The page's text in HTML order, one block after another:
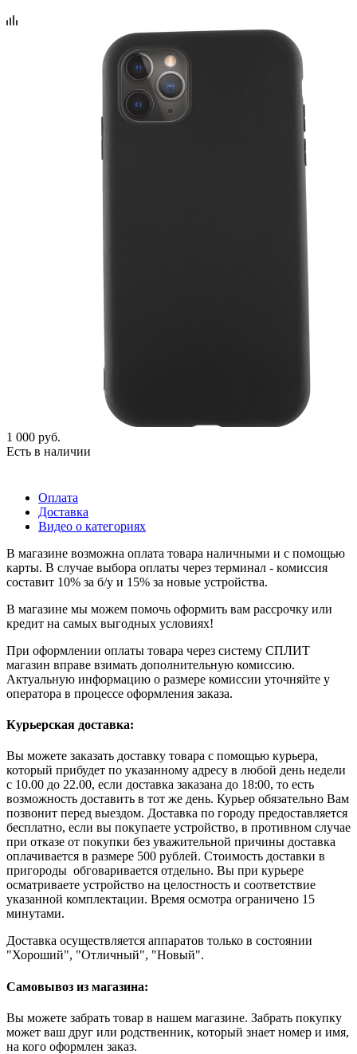
1 000 руб.
Есть в наличии
Оплата
Доставка
Видео о категориях
В магазине возможна оплата товара наличными и с помощью
карты. В случае выбора оплаты через терминал - комиссия
составит 10% за б/у и 15% за новые устройства.
В магазине мы можем помочь оформить вам рассрочку или
кредит на самых выгодных условиях!
При оформлении оплаты товара через систему СПЛИТ
магазин вправе взимать дополнительную комиссию.
Актуальную информацию о размере комиссии уточняйте у
оператора в процессе оформления заказа.
Курьерская доставка:
Вы можете заказать доставку товара с помощью курьера,
который прибудет по указанному адресу в любой день недели
с 10.00 до 22.00, если доставка заказана до 18:00, то есть
возможность доставить в тот же день. Курьер обязательно Вам
позвонит перед выездом. Доставка по городу предоставляется
бесплатно, если вы покупаете устройство, в противном случае
при отказе от покупки без уважительной причины доставка
оплачивается в размере 500 рублей. Стоимость доставки в
пригороды обговаривается отдельно. Вы при курьере
осматриваете устройство на целостность и соответствие
указанной комплектации. Время осмотра ограничено 15
минутами.
Доставка осуществляется аппаратов только в состоянии
"Хороший", "Отличный", "Новый".
Самовывоз из магазина:
Вы можете забрать товар в нашем магазине. Забрать покупку
может ваш друг или родственник, который знает номер и имя,
на кого оформлен заказ.